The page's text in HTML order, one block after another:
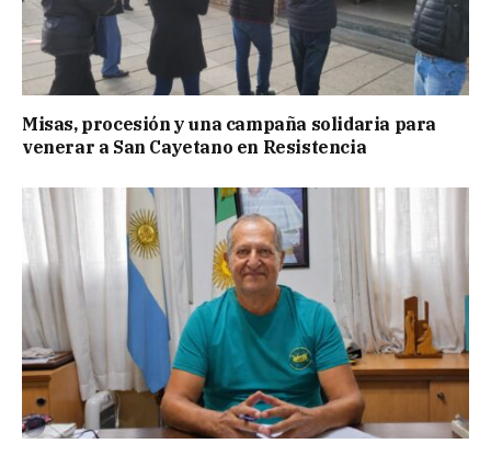
Misas, procesión y una campaña solidaria para
venerar a San Cayetano en Resistencia